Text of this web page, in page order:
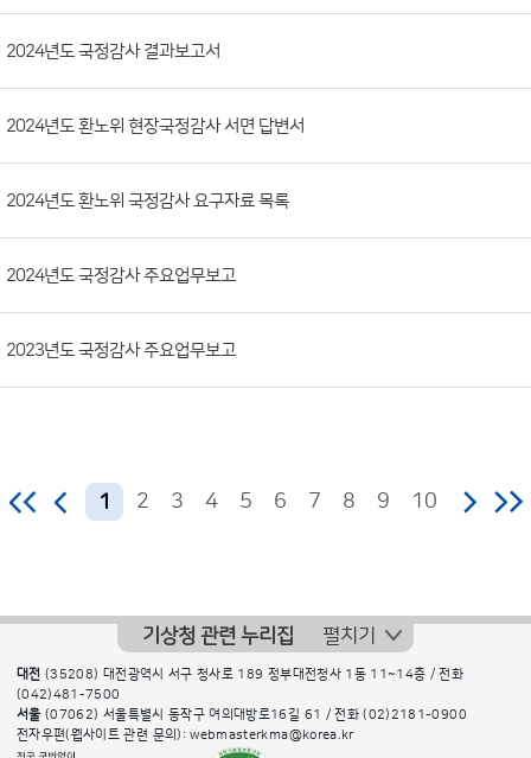
서,
첨
부
파
록
일,
조
회
수)
2024년도 국정감사 결과보고서
2024년도 환노위 현장국정감사 서면 답변서
2024년도 환노위 국정감사 요구자료 목록
2024년도 국정감사 주요업무보고
2023년도 국정감사 주요업무보고
1 2 3 4 5 6 7 8 9 10
기상청 관련 누리집 펼치기
대전 (35208) 대전광역시 서구 청사로 189 정부대전청사 1동 11~14층 / 전화
(042)481-7500
서울 (07062) 서울특별시 동작구 여의대방로16길 61 / 전화(02)2181-0900
전자우편(웹사이트 관련 문의): webmasterkma@korea.kr